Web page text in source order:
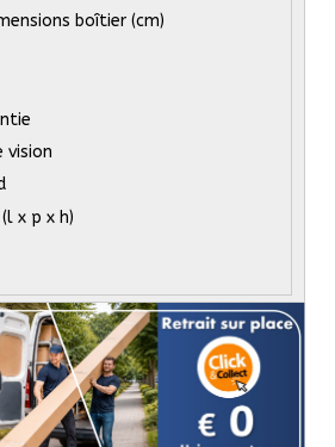
boîtier (cm)
vision
x p x h)